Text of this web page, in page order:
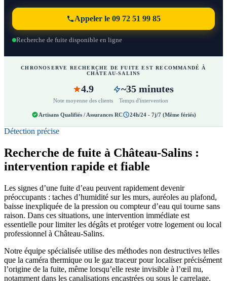
Appeler le 09 72 51 99 85
Recherche de fuite disponible en ligne
CHRONOSERVE RECHERCHE DE FUITE EST RECOMMANDÉ À
CHÂTEAU-SALINS
4.9
Note moyenne des clients
~35 minutes
Temps d'intervention
Artisans Qualifiés / Assurances RC 24h/24 - 7j/7 (Même fériés)
Détection précise
Recherche de fuite à Château-Salins :
intervention rapide et fiable
Les signes d’une fuite d’eau peuvent rapidement devenir
préoccupants : taches d’humidité sur les murs, auréoles au plafond,
baisse inexpliquée de la pression ou compteur d’eau qui tourne sans
raison. Dans ces situations, une intervention immédiate est
essentielle pour limiter les dégâts et protéger votre logement ou local
professionnel à Château-Salins.
Notre équipe spécialisée utilise des méthodes non destructives telles
que la caméra thermique ou le gaz traceur pour localiser précisément
l’origine de la fuite, même lorsqu’elle reste invisible à l’œil nu,
notamment dans les canalisations encastrées ou sous le carrelage.